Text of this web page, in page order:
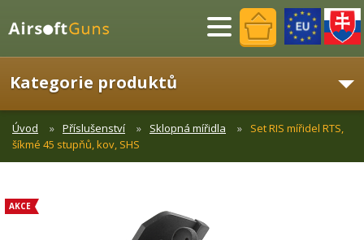
Menu
Kategorie produktů
Úvod Příslušenství Sklopná mířidla
Set RIS mířidel RTS,
šíkmé 45 stupňů, kov, SHS
AKCE